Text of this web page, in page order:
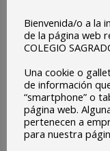
Iniciamos un
HACIENDO
Bienvenida/o a la
de la página web
COLEGIO
Una cookie o
de información
“smartphone” o
página web.
pertenecen a
para nuestra